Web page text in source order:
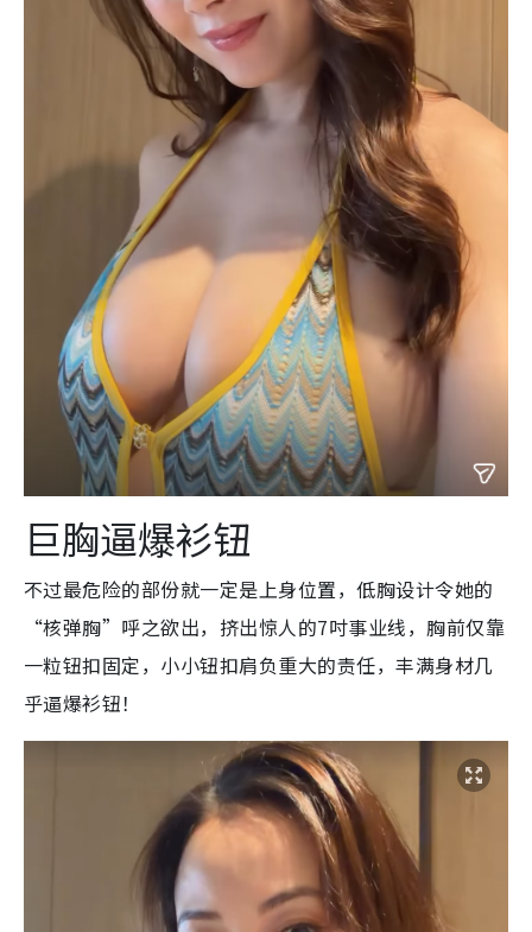
巨胸逼爆衫钮
不过最危险的部份就一定是上身位置，低胸设计令她的
“核弹胸”呼之欲出，挤出惊人的7吋事业线，胸前仅靠
一粒钮扣固定，小小钮扣肩负重大的责任，丰满身材几
乎逼爆衫钮！